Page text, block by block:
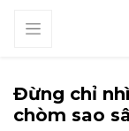
Đừng chỉ
chòm sao